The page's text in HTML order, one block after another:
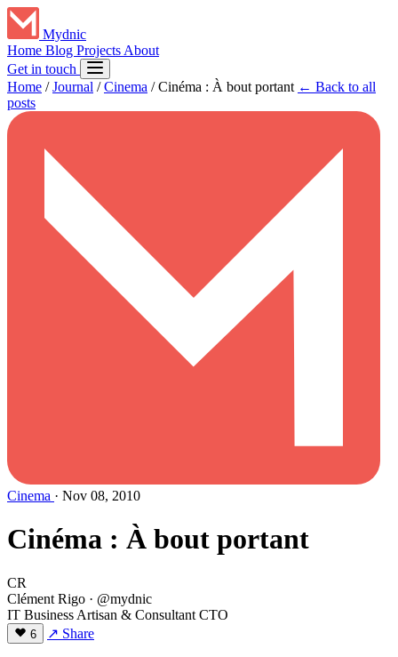
Mydnic
Home Blog Projects About
Get in touch
Home / Journal / Cinema / Cinéma : À bout portant ← Back to all
posts
Cinema · Nov 08, 2010
Cinéma : À bout portant
CR
Clément Rigo · @mydnic
IT Business Artisan & Consultant CTO
6 ↗ Share